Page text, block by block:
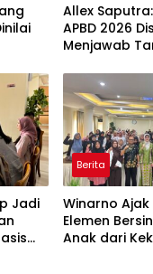
Allex
APBD 2026
Menjawab
Jadi
Berita
Winarno Ajak
Elemen
Anak dari